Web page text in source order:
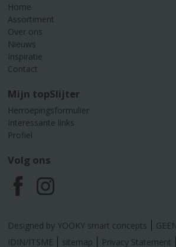
Home
Assortiment
Over ons
Nieuws
Inspiratie
Contact
Mijn topSlijter
Herroepingsformulier
Interessante links
Profiel
Volg ons
F
a
I
n
Designed by YOOKY smart concepts
IDIN/ITSME
sitemap Privacy Statement